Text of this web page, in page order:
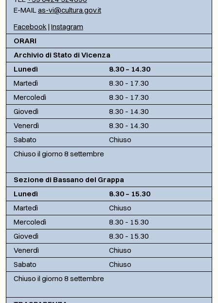
E-MAILas-vi@cultura.gov.it
Facebook | Instagram
ORARI
Archivio di Stato di Vicenza
Lunedì
8.30 – 14.30
Martedì
8.30 – 17.30
Mercoledì
8.30 – 17.30
Giovedì
8.30 – 14.30
Venerdì
8.30 – 14.30
Sabato
Chiuso
Chiuso il giorno 8 settembre
Sezione di Bassano del Grappa
Lunedì
8.30 – 15.30
Martedì
Chiuso
Mercoledì
8.30 – 15.30
Giovedì
8.30 – 15.30
Venerdì
Chiuso
Sabato
Chiuso
Chiuso il giorno 8 settembre